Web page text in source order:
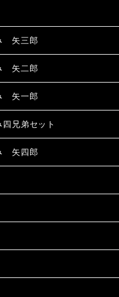
矢三郎
矢二郎
矢一郎
兄弟セット
矢四郎